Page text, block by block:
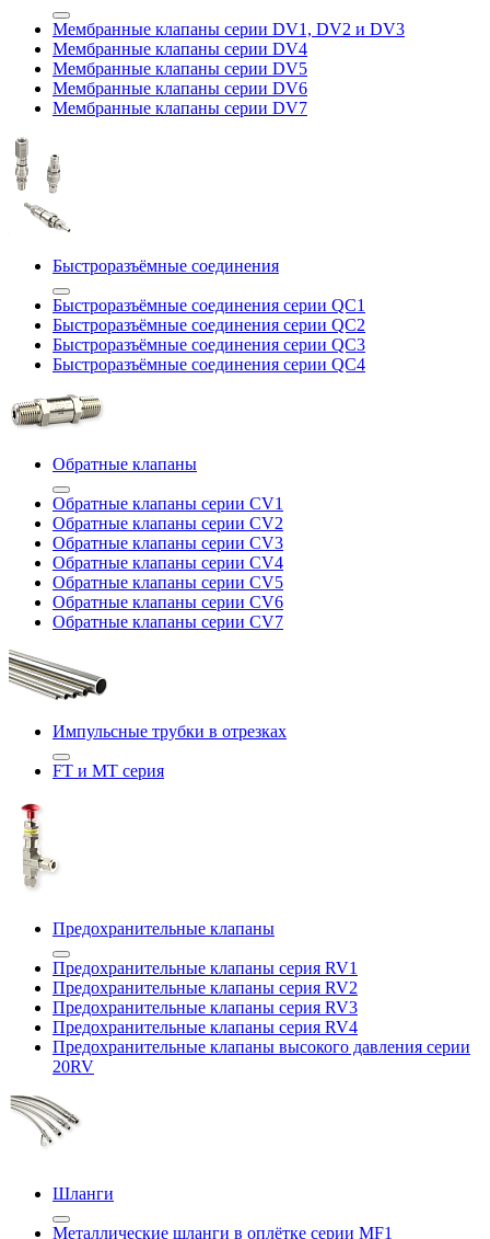
Мембранные клапаны серии DV1, DV2 и DV3
Мембранные клапаны серии DV4
Мембранные клапаны серии DV5
Мембранные клапаны серии DV6
Мембранные клапаны серии DV7
Быстроразъёмные соединения
Быстроразъёмные соединения серии QC1
Быстроразъёмные соединения серии QC2
Быстроразъёмные соединения серии QC3
Быстроразъёмные соединения серии QC4
Обратные клапаны
Обратные клапаны серии CV1
Обратные клапаны серии CV2
Обратные клапаны серии CV3
Обратные клапаны серии CV4
Обратные клапаны серии CV5
Обратные клапаны серии CV6
Обратные клапаны серии CV7
Импульсные трубки в отрезках
FT и MT серия
Предохранительные клапаны
Предохранительные клапаны серия RV1
Предохранительные клапаны серия RV2
Предохранительные клапаны серия RV3
Предохранительные клапаны серия RV4
Предохранительные клапаны высокого давления серии
20RV
Шланги
Металлические шланги в оплётке серии MF1